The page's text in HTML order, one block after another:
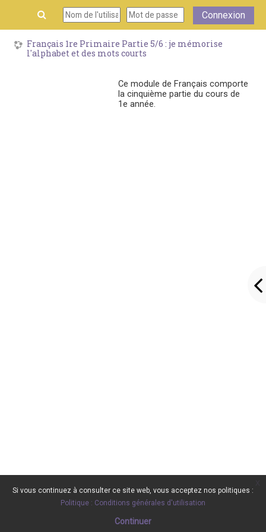
Connexion
Français 1re Primaire Partie 5/6 : je mémorise
l'alphabet et des mots courts
Ce module de Français comporte
la cinquième partie du cours de
1e année.
Si vous continuez à consulter ce site web, vous acceptez nos politiques :
Politique : Conditions générales d'utilisation
Continuer